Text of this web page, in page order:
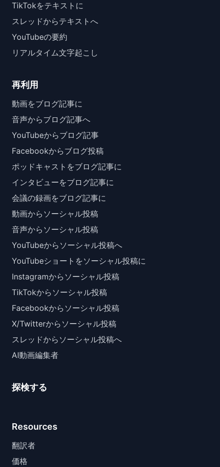
TikTokをテキストに
スレッドからテキストへ
YouTubeの要約
リアルタイム文字起こし
再利用
動画をブログ記事に
音声からブログ記事へ
YouTubeからブログ記事
Facebookからブログ投稿
ポッドキャストをブログ記事に
インタビューをブログ記事に
会議の録画をブログ記事に
動画からソーシャル投稿
音声からソーシャル投稿
YouTubeからソーシャル投稿へ
YouTubeショートをソーシャル投稿に
Instagramからソーシャル投稿
TikTokからソーシャル投稿
Facebookからソーシャル投稿
X/Twitterからソーシャル投稿
スレッドからソーシャル投稿へ
AI動画編集者
探検する
Resources
翻訳者
価格